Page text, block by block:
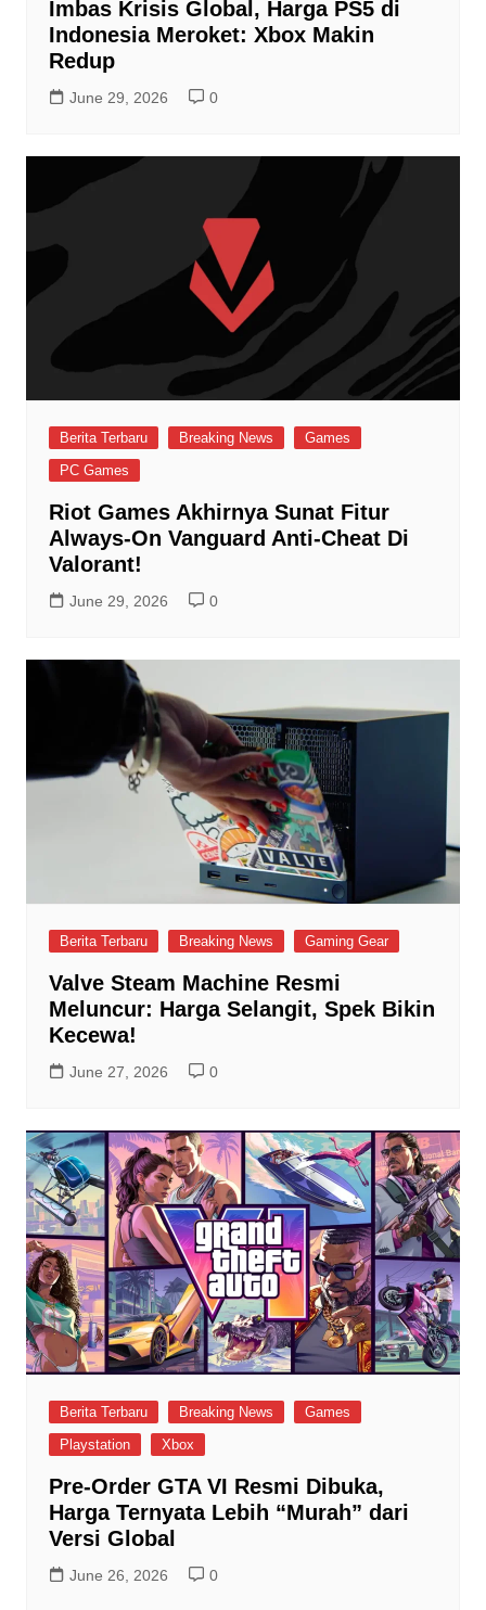
Imbas Krisis Global, Harga PS5 di
Indonesia Meroket: Xbox Makin
Redup
June 29, 2026 0
Berita Terbaru Breaking News
Games
PC Games
Riot Games Akhirnya Sunat Fitur
Always-On Vanguard Anti-Cheat Di
Valorant!
June 29, 2026 0
Berita Terbaru Breaking News Gaming Gear
Valve Steam Machine Resmi
Meluncur: Harga Selangit, Spek Bikin
Kecewa!
June 27, 2026 0
Berita Terbaru Breaking News
Games
Playstation
Xbox
Pre-Order GTA VI Resmi Dibuka,
Harga Ternyata Lebih “Murah” dari
Versi Global
June 26, 2026 0